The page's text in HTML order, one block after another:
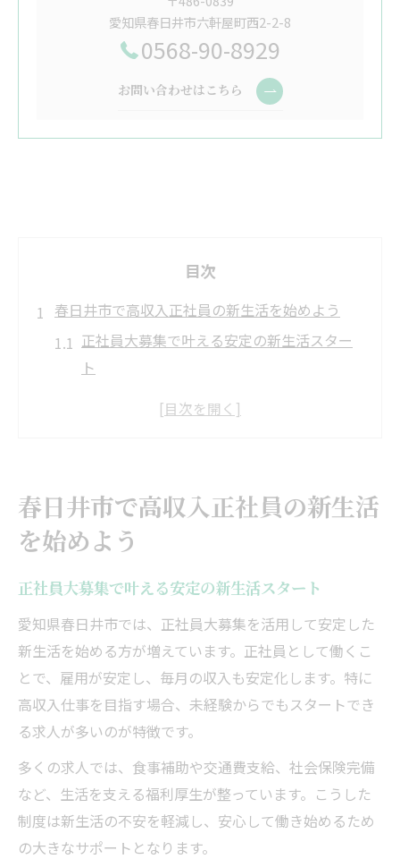
愛知県春日井市六軒屋町西2-2-8
0568-90-8929
お問い合わせはこちら
目次
春日井市で高収入正社員の新生活を始めよう
正社員大募集で叶える安定の新生活スター
ト
高収入仕事と正社員大募集の魅力を解説
メリット
転職で正社員大募集を選ぶ際の生活設計ポ
未経験から目指す正社員大募集の最新事情
未経験歓迎の正社員大募集が増加する背景
正社員大募集で未経験から高収入を目指す
方法
未経験でも安心の正社員大募集サポート体
制
正社員大募集でキャリアチェンジが実現で
きる理由
高収入未経験求人と正社員大募集の選び方
春日井市で高収入正社員の新生活
を始めよう
正社員大募集で叶える安定の新生活スタート
愛知県春日井市では、正社員大募集を活用して安定した
新生活を始める方が増えています。正社員として働くこ
とで、雇用が安定し、毎月の収入も安定化します。特に
高収入仕事を目指す場合、未経験からでもスタートでき
る求人が多いのが特徴です。
多くの求人では、食事補助や交通費支給、社会保険完備
など、生活を支える福利厚生が整っています。こうした
制度は新生活の不安を軽減し、安心して働き始めるため
の大きなサポートとなります。